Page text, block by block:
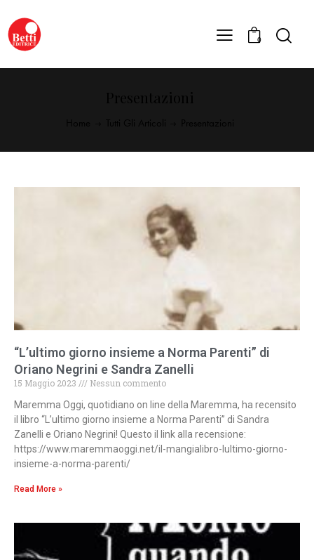
0
“L’ultimo giorno insieme a Norma Parenti” di
Oriano Negrini e Sandra Zanelli
15 Maggio 2023
Nessun commento
Maremma Oggi, quotidiano on line della Maremma, ha recensito
il libro “L’ultimo giorno insieme a Norma Parenti” di Sandra
Zanelli e Oriano Negrini! Questo il link alla recensione:
https://www.maremmaoggi.net/il-mangialibro-lultimo-giorno-
insieme-a-norma-parenti/
Read More »